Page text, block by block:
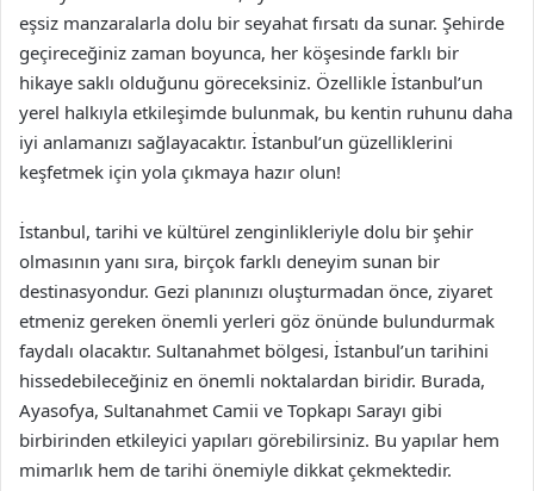
eşsiz manzaralarla dolu bir seyahat fırsatı da sunar. Şehirde
geçireceğiniz zaman boyunca, her köşesinde farklı bir
hikaye saklı olduğunu göreceksiniz. Özellikle İstanbul’un
yerel halkıyla etkileşimde bulunmak, bu kentin ruhunu daha
iyi anlamanızı sağlayacaktır. İstanbul’un güzelliklerini
keşfetmek için yola çıkmaya hazır olun!
İstanbul, tarihi ve kültürel zenginlikleriyle dolu bir şehir
olmasının yanı sıra, birçok farklı deneyim sunan bir
destinasyondur. Gezi planınızı oluşturmadan önce, ziyaret
etmeniz gereken önemli yerleri göz önünde bulundurmak
faydalı olacaktır. Sultanahmet bölgesi, İstanbul’un tarihini
hissedebileceğiniz en önemli noktalardan biridir. Burada,
Ayasofya, Sultanahmet Camii ve Topkapı Sarayı gibi
birbirinden etkileyici yapıları görebilirsiniz. Bu yapılar hem
mimarlık hem de tarihi önemiyle dikkat çekmektedir.